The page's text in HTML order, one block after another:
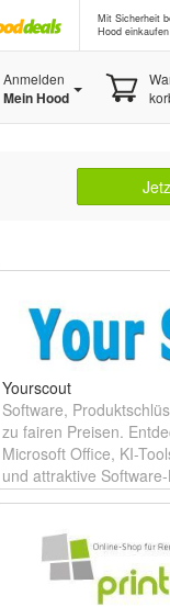
Mit Sicherheit
Hood einkaufen
Anmelden
Mein Hood
Yourscout
Software,
zu fairen Preisen.
Microsoft Office, KI-
und attraktive